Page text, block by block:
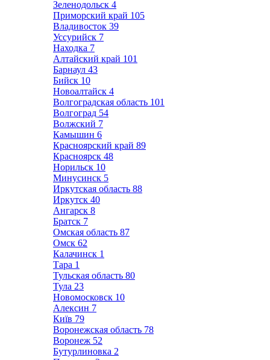
Зеленодольск 4
Приморский край 105
Владивосток 39
Уссурийск 7
Находка 7
Алтайский край 101
Барнаул 43
Бийск 10
Новоалтайск 4
Волгоградская область 101
Волгоград 54
Волжский 7
Камышин 6
Красноярский край 89
Красноярск 48
Норильск 10
Минусинск 5
Иркутская область 88
Иркутск 40
Ангарск 8
Братск 7
Омская область 87
Омск 62
Калачинск 1
Тара 1
Тульская область 80
Тула 23
Новомосковск 10
Алексин 7
Київ 79
Воронежская область 78
Воронеж 52
Бутурлиновка 2